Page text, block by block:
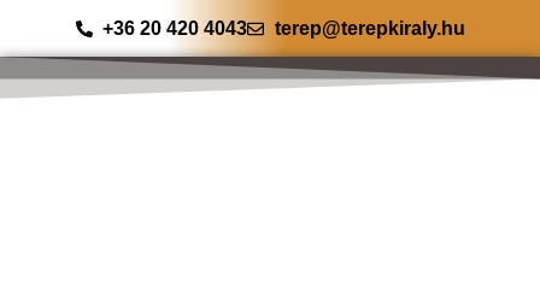
+36 20 420 4043 terep@terepkiraly.hu